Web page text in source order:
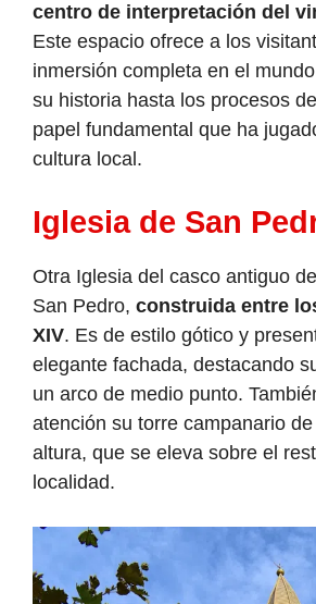
centro de interpretación del
Este espacio ofrece a los
inmersión completa en el
su historia hasta los procesos
papel fundamental que ha
cultura local.
Iglesia de San
Otra Iglesia del casco antiguo
San Pedro, construida entre
XIV. Es de estilo gótico y
elegante fachada, destacando
un arco de medio punto.
atención su torre campanario
altura, que se eleva sobre el
localidad.